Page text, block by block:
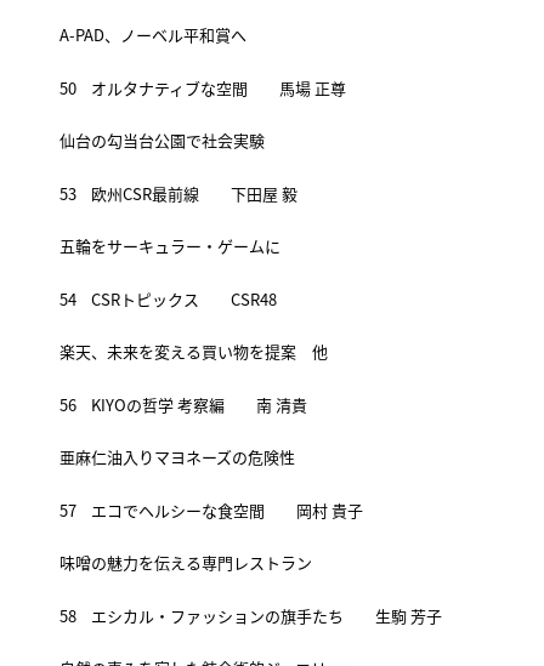
A-PAD、ノーベル平和賞へ
50 オルタナティブな空間 馬場 正尊
仙台の勾当台公園で社会実験
53 欧州CSR最前線 下田屋 毅
五輪をサーキュラー・ゲームに
54 CSRトピックス CSR48
楽天、未来を変える買い物を提案 他
56 KIYOの哲学 考察編 南 清貴
亜麻仁油入りマヨネーズの危険性
57 エコでヘルシーな食空間 岡村 貴子
味噌の魅力を伝える専門レストラン
58 エシカル・ファッションの旗手たち 生駒 芳子